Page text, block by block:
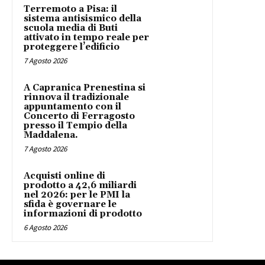
Terremoto a Pisa: il
sistema antisismico della
scuola media di Buti
attivato in tempo reale per
proteggere l’edificio
7 Agosto 2026
A Capranica Prenestina si
rinnova il tradizionale
appuntamento con il
Concerto di Ferragosto
presso il Tempio della
Maddalena.
7 Agosto 2026
Acquisti online di
prodotto a 42,6 miliardi
nel 2026: per le PMI la
sfida è governare le
informazioni di prodotto
6 Agosto 2026